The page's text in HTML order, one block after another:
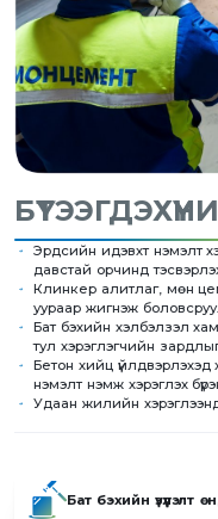
Эрдсийн идэвхт нэмэлт
давстай орчинд
Клинкер алитлаг, мөн
уураар жигнэж
Бат бэхийн хэлбэлзэл
тул хэрэглэгчийн
Бетон хийц үйлдвэрлэхэд
нэмэлт нэмж хэрэглэх
Удаан жилийн
Бат бэхийн үзүүлэлт